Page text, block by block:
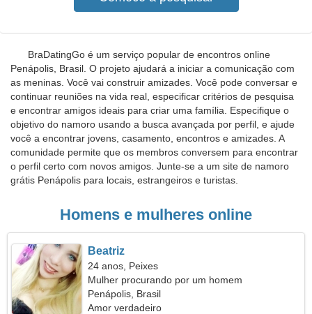
BraDatingGo é um serviço popular de encontros online
Penápolis, Brasil. O projeto ajudará a iniciar a comunicação com
as meninas. Você vai construir amizades. Você pode conversar e
continuar reuniões na vida real, especificar critérios de pesquisa
e encontrar amigos ideais para criar uma família. Especifique o
objetivo do namoro usando a busca avançada por perfil, e ajude
você a encontrar jovens, casamento, encontros e amizades. A
comunidade permite que os membros conversem para encontrar
o perfil certo com novos amigos. Junte-se a um site de namoro
grátis Penápolis para locais, estrangeiros e turistas.
Homens e mulheres online
Beatriz
24 anos, Peixes
Mulher procurando por um homem
Penápolis, Brasil
Amor verdadeiro